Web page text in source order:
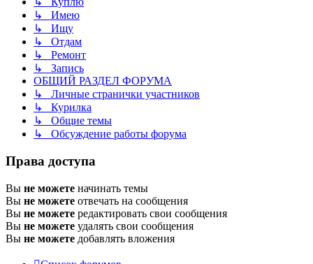
↳ Имею
↳ Ищу
↳ Отдам
↳ Ремонт
↳ Запись
ОБЩИЙ РАЗДЕЛ ФОРУМА
↳ Личные странички участников
↳ Курилка
↳ Общие темы
↳ Обсуждение работы форума
Права доступа
Вы не можете начинать темы
Вы не можете отвечать на сообщения
Вы не можете редактировать свои сообщения
Вы не можете удалять свои сообщения
Вы не можете добавлять вложения